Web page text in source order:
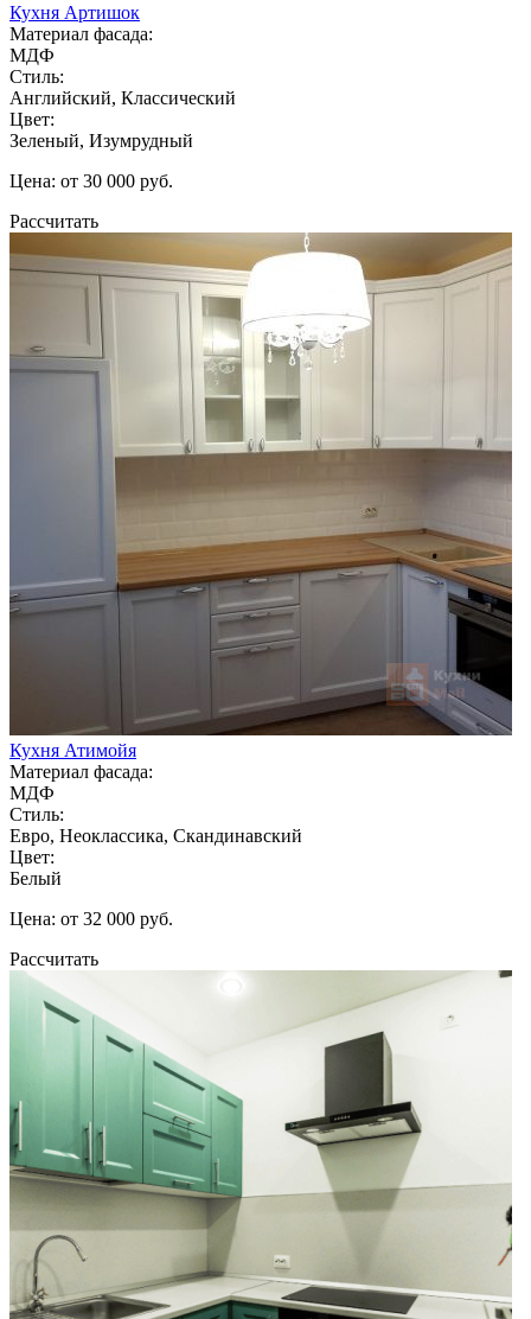
Кухня Артишок
Материал фасада:
МДФ
Стиль:
Английский, Классический
Цвет:
Зеленый, Изумрудный
Цена: от 30 000 руб.
Рассчитать
Кухня Атимойя
Материал фасада:
МДФ
Стиль:
Евро, Неоклассика, Скандинавский
Цвет:
Белый
Цена: от 32 000 руб.
Рассчитать